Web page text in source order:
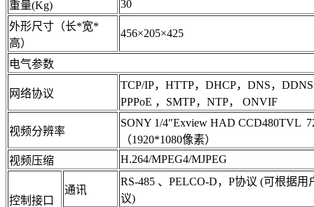
重量(Kg)
30
外形尺寸（长*宽*
高）
456×205×425
电气参数
网络协议
TCP/IP，HTTP，DHCP，DNS，
PPPoE ，SMTP，NTP， ONVIF
视频分辨率
SONY 1/4″Exview HAD CCD480TVL
（1920*1080像素）
视频压缩
H.264/MPEG4/MJPEG
控制接口
通讯
RS-485 、PELCO-D，P协议 (可根据
议)